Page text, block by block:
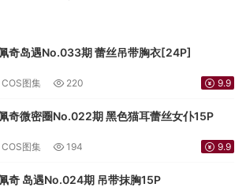
奇岛遇No.033期 蕾丝吊带胸衣[24P]
COS图集 220 9.9
奇微密圈No.022期 黑色猫耳蕾丝女仆15P
COS图集 194 9.9
奇 岛遇No.024期 吊带抹胸15P